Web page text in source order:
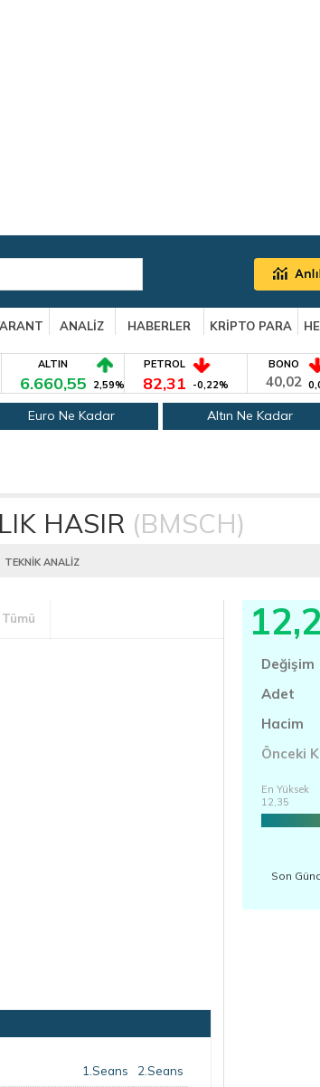
ANALİZ HABERLER KRİPTO PARA
ALTIN
6.660,55 2,59%
PETROL
82,31 -0,22%
BONO
40,02
Euro Ne Kadar Altın Ne Kadar
HASIR (BMSCH)
TEKNİK ANALİZ
Tümü
1.Seans 2.Seans
Değişim
Adet
Hacim
Önceki
En Yüksek
12,35
Son